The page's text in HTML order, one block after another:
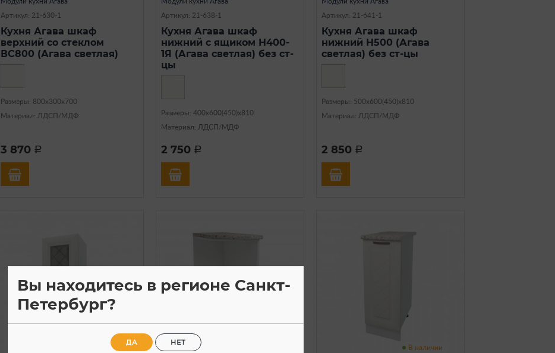
Артикул: 21-630-1
Кухня Агава шкаф
верхний со стеклом
ВС800 (Агава светлая)
Размеры: 800х300х700
Материал: ЛДСП/МДФ
3 870 a
Артикул: 21-638-1
Кухня Агава шкаф
нижний с ящиком Н400-
1Я (Агава светлая) без ст-
цы
Размеры: 400х600(450)х810
Материал: ЛДСП/МДФ
2 750 a
Артикул: 21-641-1
Кухня Агава шкаф
нижний Н500 (Агава
светлая) без ст-цы
Размеры: 500х600(450)х810
Материал: ЛДСП/МДФ
2 850 a
В наличии В наличии
Вы находитесь в регионе Санкт-
Петербург?
ДА НЕТ